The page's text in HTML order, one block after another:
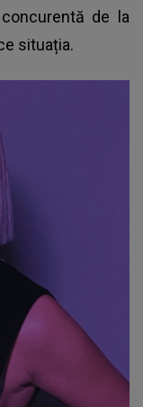
de la
situația.